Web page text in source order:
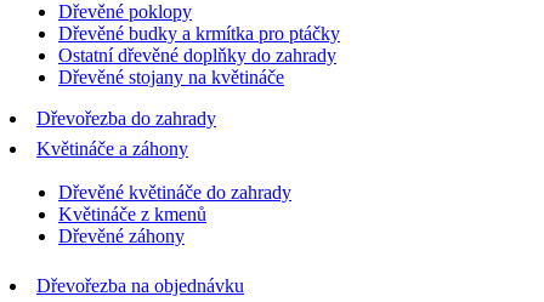
Dřevěné poklopy
Dřevěné budky a krmítka pro ptáčky
Ostatní dřevěné doplňky do zahrady
Dřevěné stojany na květináče
Dřevořezba do zahrady
Květináče a záhony
Dřevěné květináče do zahrady
Květináče z kmenů
Dřevěné záhony
Dřevořezba na objednávku